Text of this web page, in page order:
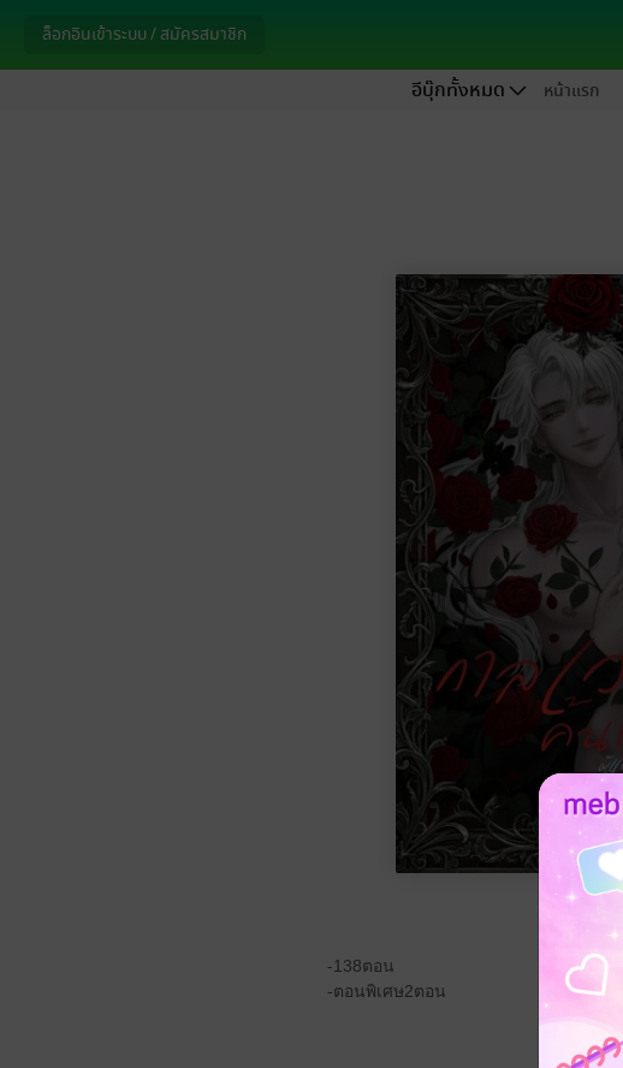
ล็อกอินเข้าระบบ / สมัครสมาชิก
อีบุ๊กทั้งหมด หน้าแรก
-138ตอน
-ตอนพิเศษ2ตอน